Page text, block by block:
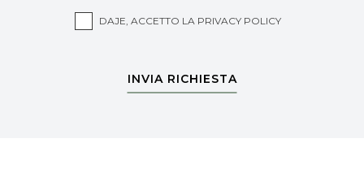
DAJE, ACCETTO LA PRIVACY POLICY
INVIA RICHIESTA